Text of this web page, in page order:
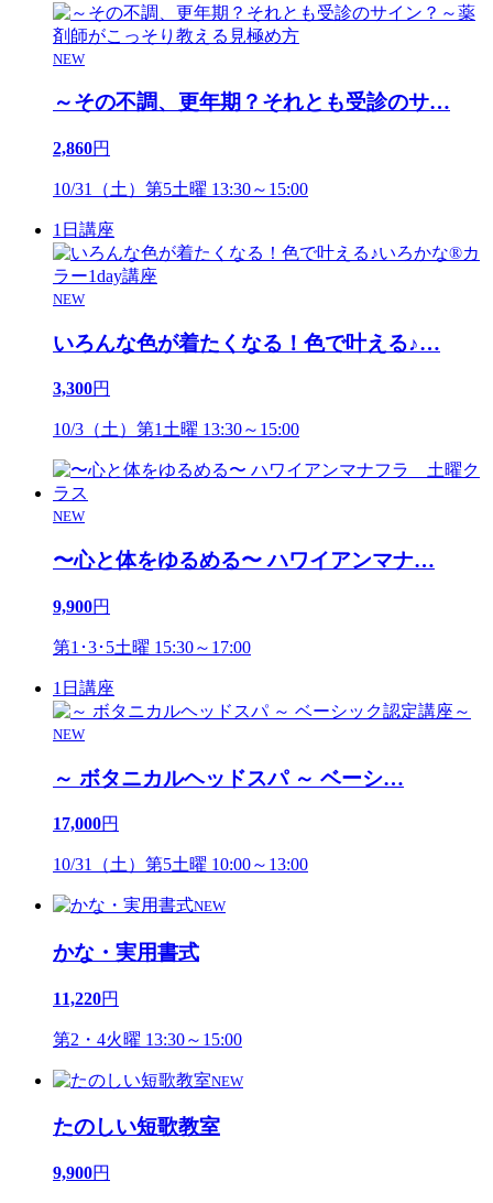
NEW
～その不調、更年期？それとも受診のサ…
2,860円
10/31（土）第5土曜 13:30～15:00
1日講座
NEW
いろんな色が着たくなる！色で叶える♪…
3,300円
10/3（土）第1土曜 13:30～15:00
NEW
〜心と体をゆるめる〜 ハワイアンマナ…
9,900円
第1･3･5土曜 15:30～17:00
1日講座
NEW
～ ボタニカルヘッドスパ ～ ベーシ…
17,000円
10/31（土）第5土曜 10:00～13:00
NEW
かな・実用書式
11,220円
第2・4火曜 13:30～15:00
NEW
たのしい短歌教室
9,900円